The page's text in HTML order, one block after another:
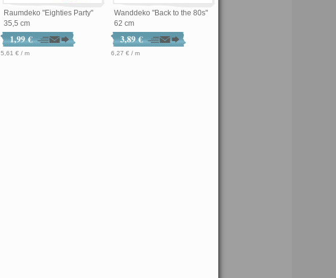
Raumdeko "Eighties Party"
35,5 cm
1,99 €
5,61 € / m
Wanddeko "Back to the 80s"
62 cm
3,89 €
6,27 € / m